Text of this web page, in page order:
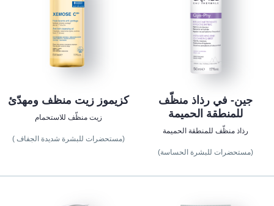
جين- في رذاذ منظّف
للمنطقة الحميمة
رذاذ منظّف للمنطقة الحميمة
(مستحضرات للبشرة الحساسة)
كزيموز زيت منظف ومهدّئ
زيت منظّف للاستحمام
(مستحضرات للبشرة شديدة الجفاف )